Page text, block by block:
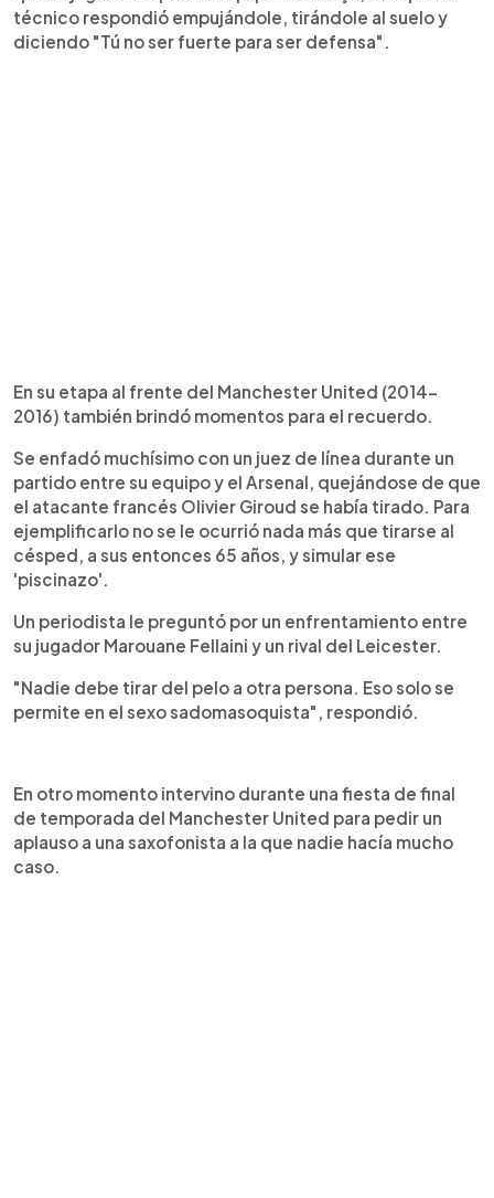
técnico respondió empujándole, tirándole al suelo y
diciendo "Tú no ser fuerte para ser defensa".
En su etapa al frente del Manchester United (2014-
2016) también brindó momentos para el recuerdo.
Se enfadó muchísimo con un juez de línea durante un
partido entre su equipo y el Arsenal, quejándose de que
el atacante francés Olivier Giroud se había tirado. Para
ejemplificarlo no se le ocurrió nada más que tirarse al
césped, a sus entonces 65 años, y simular ese
'piscinazo'.
Un periodista le preguntó por un enfrentamiento entre
su jugador Marouane Fellaini y un rival del Leicester.
"Nadie debe tirar del pelo a otra persona. Eso solo se
permite en el sexo sadomasoquista", respondió.
En otro momento intervino durante una fiesta de final
de temporada del Manchester United para pedir un
aplauso a una saxofonista a la que nadie hacía mucho
caso.